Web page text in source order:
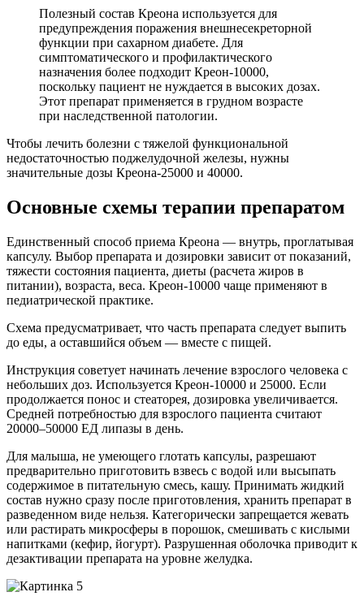
Полезный состав Креона используется для
предупреждения поражения внешнесекреторной
функции при сахарном диабете. Для
симптоматического и профилактического
назначения более подходит Креон-10000,
поскольку пациент не нуждается в высоких дозах.
Этот препарат применяется в грудном возрасте
при наследственной патологии.
Чтобы лечить болезни с тяжелой функциональной
недостаточностью поджелудочной железы, нужны
значительные дозы Креона-25000 и 40000.
Основные схемы терапии препаратом
Единственный способ приема Креона — внутрь, проглатывая
капсулу. Выбор препарата и дозировки зависит от показаний,
тяжести состояния пациента, диеты (расчета жиров в
питании), возраста, веса. Креон-10000 чаще применяют в
педиатрической практике.
Схема предусматривает, что часть препарата следует выпить
до еды, а оставшийся объем — вместе с пищей.
Инструкция советует начинать лечение взрослого человека с
небольших доз. Используется Креон-10000 и 25000. Если
продолжается понос и стеаторея, дозировка увеличивается.
Средней потребностью для взрослого пациента считают
20000–50000 ЕД липазы в день.
Для малыша, не умеющего глотать капсулы, разрешают
предварительно приготовить взвесь с водой или высыпать
содержимое в питательную смесь, кашу. Принимать жидкий
состав нужно сразу после приготовления, хранить препарат в
разведенном виде нельзя. Категорически запрещается жевать
или растирать микросферы в порошок, смешивать с кислыми
напитками (кефир, йогурт). Разрушенная оболочка приводит к
дезактивации препарата на уровне желудка.